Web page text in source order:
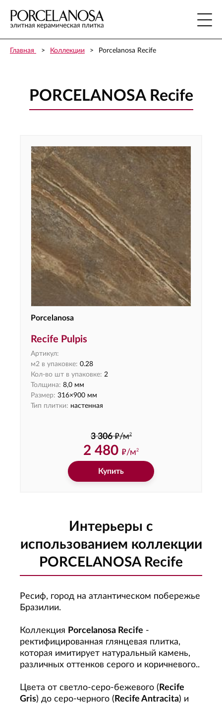
Главная Коллекции Porcelanosa Recife
PORCELANOSA Recife
Porcelanosa
Recife Pulpis
Артикул:
м2 в упаковке: 0.28
Кол-во шт в упаковке: 2
Толщина: 8,0 мм
Размер: 316×900 мм
Тип плитки: настенная
3 306 ф/м2
2 480 ф/м2
Купить
Интерьеры с
использованием коллекции
PORCELANOSA Recife
Ресиф, город на атлантическом побережье
Бразилии.
Коллекция Porcelanosa Recife -
ректифицированная глянцевая плитка,
которая имитирует натуральный камень,
различных оттенков серого и коричневого..
Цвета от светло-серо-бежевого ( Recife
Gris) до серо-черного ( Recife Antracita) и